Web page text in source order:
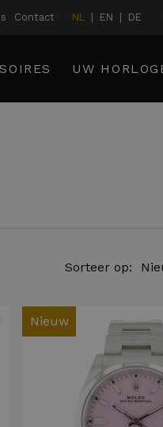
Contact NL EN DE
UW
Sorteer op:
Nieuw